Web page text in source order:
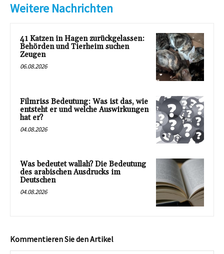
Weitere Nachrichten
41 Katzen in Hagen zurückgelassen:
Behörden und Tierheim suchen
Zeugen
06.08.2026
Filmriss Bedeutung: Was ist das, wie
entsteht er und welche Auswirkungen
hat er?
04.08.2026
Was bedeutet wallah? Die Bedeutung
des arabischen Ausdrucks im
Deutschen
04.08.2026
Kommentieren Sie den Artikel